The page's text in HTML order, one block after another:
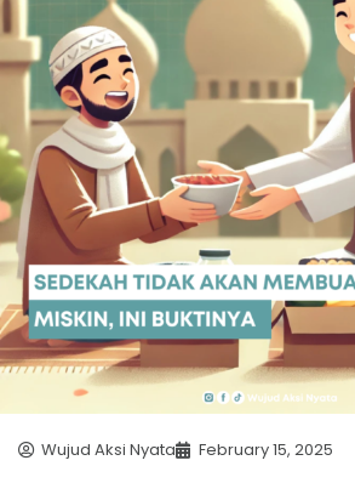
Wujud Aksi Nyata February 15, 2025